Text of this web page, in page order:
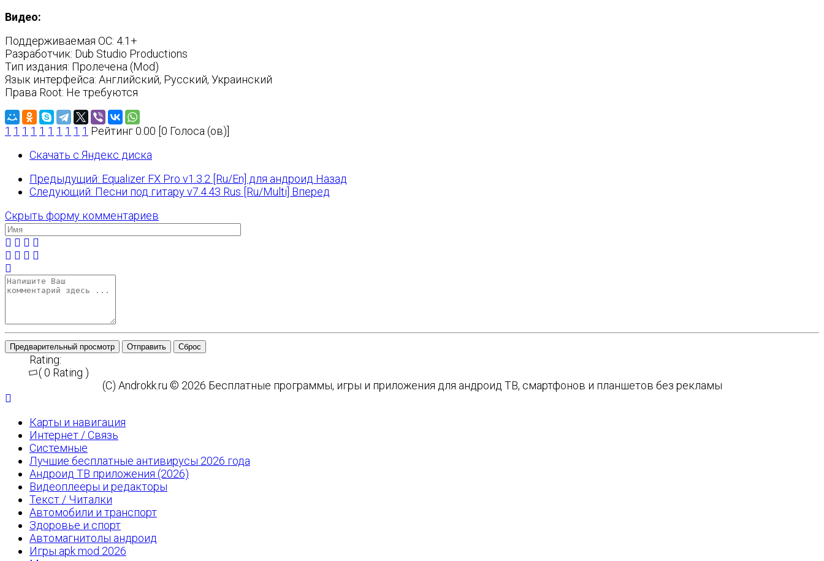
Видео:
Поддерживаемая ОС: 4.1+
Разработчик: Dub Studio Productions
Тип издания: Пролечена (Mod)
Язык интерфейса: Английский, Русский, Украинский
Права Root: Не требуются
1 1 1 1 1 1 1 1 1 1 Рейтинг 0.00 [0 Голоса (ов)]
Скачать с Яндекс диска
Предыдущий: Equalizer FX Pro v1.3.2 [Ru/En] для андроид Назад
Следующий: Песни под гитару v7.4.43 Rus [Ru/Multi] Вперед
Скрыть форму комментариев
Предварительный просмотр Отправить Сброс
Rating:
( 0 Rating )
(C) Androkk.ru © 2026 Бесплатные программы, игры и приложения для андроид ТВ, смартфонов и планшетов без рекламы
Карты и навигация
Интернет / Связь
Системные
Лучшие бесплатные антивирусы 2026 года
Андроид ТВ приложения (2026)
Видеоплееры и редакторы
Текст / Читалки
Автомобили и транспорт
Здоровье и спорт
Автомагнитолы андроид
Игры apk mod 2026